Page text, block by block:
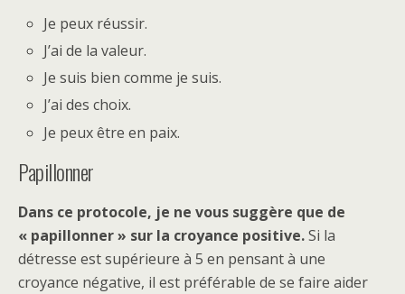
Je peux réussir.
J’ai de la valeur.
Je suis bien comme je suis.
J’ai des choix.
Je peux être en paix.
Papillonner
Dans ce protocole, je ne vous suggère que de
« papillonner » sur la croyance positive.Si la
détresse est supérieure à 5 en pensant à une
croyance négative, il est préférable de se faire aider